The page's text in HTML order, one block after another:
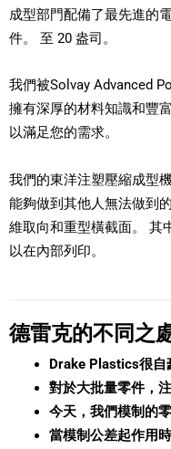
成型部門配備了最先進的
件。 至 20 盎司。
我們被Solvay Advanced
擁有深厚的材料知識和豐
以滿足您的需求。
我們的東洋注塑壓縮成型
能夠做到其他人無法做到
維取向和重型橫截面。 其
以在內部列印。
德雷克的不同之
Drake Plastics很自
對於大批量零件，
今天，我們模制的
當模制公差起作用